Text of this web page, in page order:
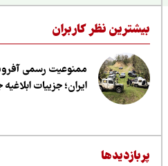
نظر کاربران
ممنوعیت رسمی
ایران؛ جزییات ابلاغیه